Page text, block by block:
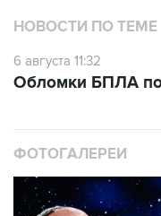
НОВОСТИ ПО ТЕМЕ
6 августа 11:32
Обломки БПЛА
ФОТОГАЛЕРЕИ